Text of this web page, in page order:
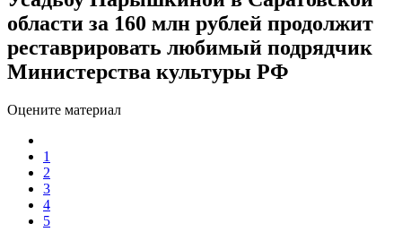
области за 160 млн рублей продолжит
реставрировать любимый подрядчик
Министерства культуры РФ
Оцените материал
1
2
3
4
5